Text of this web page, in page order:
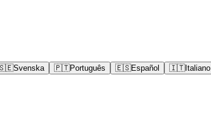
Svenska 🇵🇹Português 🇪🇸Español 🇮🇹Italiano